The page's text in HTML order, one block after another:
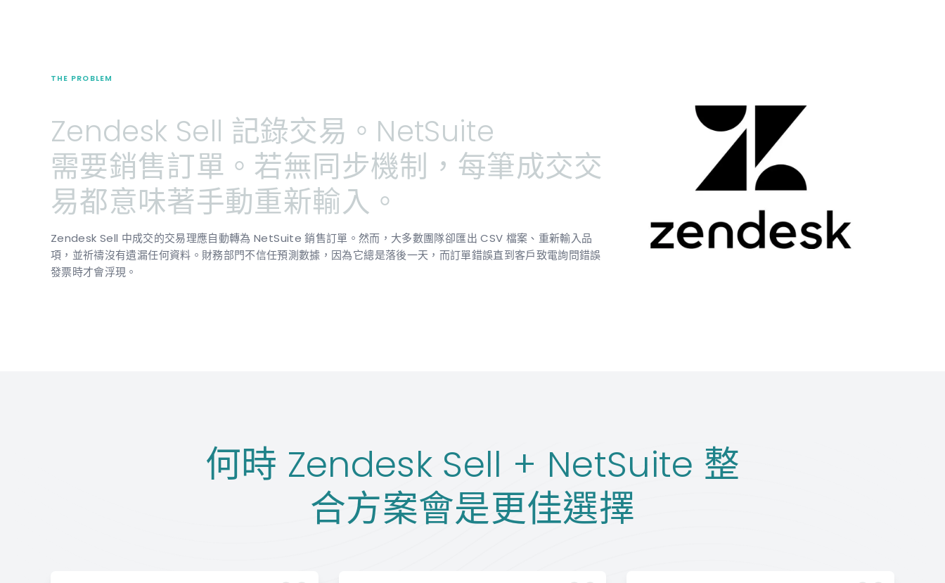
THE PROBLEM
Zendesk Sell 記錄交易。NetSuite
需要銷售訂單。若無同步機制，每筆成交交
易都意味著手動重新輸入。
Zendesk Sell 中成交的交易理應自動轉為 NetSuite 銷售訂單。然而，大多數團隊卻匯出 CSV 檔案、重新輸入品
項，並祈禱沒有遺漏任何資料。財務部門不信任預測數據，因為它總是落後一天，而訂單錯誤直到客戶致電詢問錯誤
發票時才會浮現。
何時 Zendesk Sell + NetSuite 整
合方案會是更佳選擇